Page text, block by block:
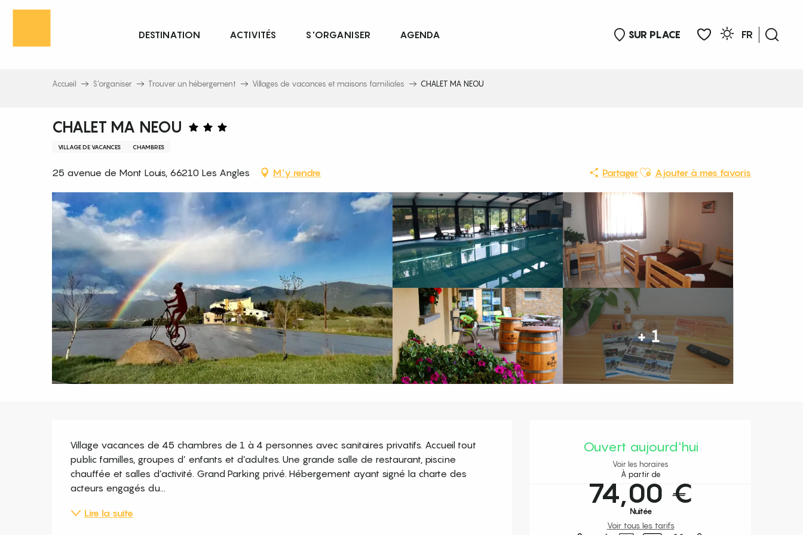
Aller
principal
SUR PLACE
FR
DESTINATION ACTIVITÉS S'ORGANISER AGENDA
Accueil S’organiser Trouver un hébergement Villages de vacances et maisons familiales CHALET MA NEOU
CHALET MA NEOU
VILLAGE DE VACANCES CHAMBRES
25 avenue de Mont Louis, 66210 Les Angles M'y rendre PartagerAjouter aux favoris
Ajouter à mes favoris
+ 1
Ouvert aujourd'hui
Voir les horaires
À partir de
74,00 €
Nuitée
Voir tous les tarifs
Description
Village vacances de 45 chambres de 1 à 4 personnes avec sanitaires privatifs. Accueil tout
public familles, groupes d’ enfants et d’adultes. Une grande salle de restaurant, piscine
chauffée et salles d’activité. Grand Parking privé. Hébergement ayant signé la charte des
acteurs engagés du...
Lire la suite